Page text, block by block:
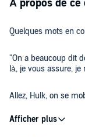
À propos de
Quelques mots en
"On a beaucoup dit
là, je vous assure, je
Allez, Hulk, on se
"Le petit insouciant,